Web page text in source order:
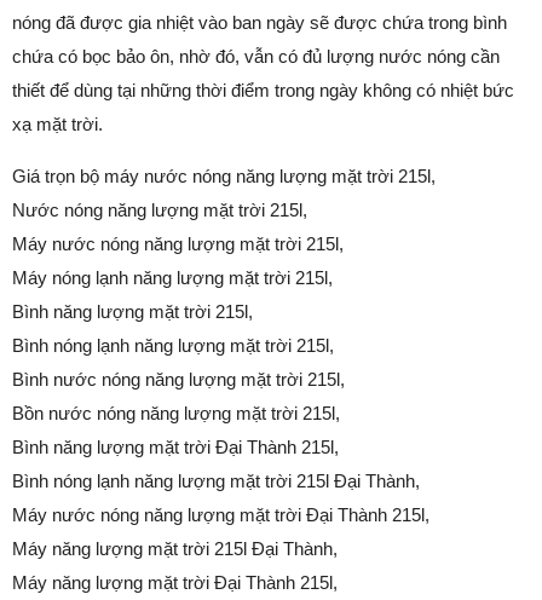
nóng đã được gia nhiệt vào ban ngày sẽ được chứa trong bình
chứa có bọc bảo ôn, nhờ đó, vẫn có đủ lượng nước nóng cần
thiết để dùng tại những thời điểm trong ngày không có nhiệt bức
xạ mặt trời.
Giá trọn bộ máy nước nóng năng lượng mặt trời 215l,
Nước nóng năng lượng mặt trời 215l,
Máy nước nóng năng lượng mặt trời 215l,
Máy nóng lạnh năng lượng mặt trời 215l,
Bình năng lượng mặt trời 215l,
Bình nóng lạnh năng lượng mặt trời 215l,
Bình nước nóng năng lượng mặt trời 215l,
Bồn nước nóng năng lượng mặt trời 215l,
Bình năng lượng mặt trời Đại Thành 215l,
Bình nóng lạnh năng lượng mặt trời 215l Đại Thành,
Máy nước nóng năng lượng mặt trời Đại Thành 215l,
Máy năng lượng mặt trời 215l Đại Thành,
Máy năng lượng mặt trời Đại Thành 215l,